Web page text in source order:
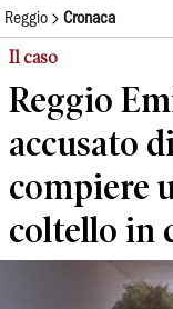
Reggio Cronaca
Il caso
Reggio
accusato
compiere
coltello in